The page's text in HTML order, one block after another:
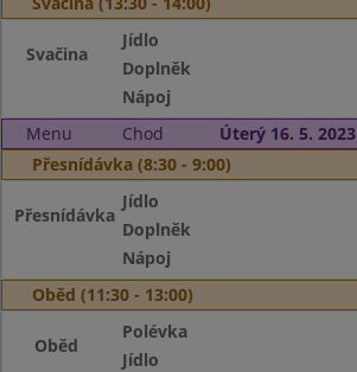
Svačina
Jídlo
Doplněk
Nápoj
Menu
Chod
Úterý 16. 5. 2023
Přesnídávka (8:30 - 9:00)
Přesnídávka
Jídlo
Doplněk
Nápoj
Oběd (11:30 - 13:00)
Oběd
Polévka
Jídlo